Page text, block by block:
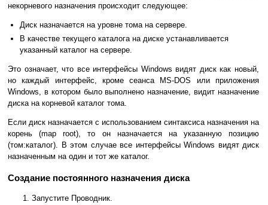
некорневого назначения происходит следующее:
Диск назначается на уровне тома на сервере.
В качестве текущего каталога на диске устанавливается
указанный каталог на сервере.
Это означает, что все интерфейсы Windows видят диск как новый,
но каждый интерфейс, кроме сеанса MS-DOS или приложения
Windows, в котором было выполнено назначение, видит назначение
диска на корневой каталог тома.
Если диск назначается с использованием синтаксиса назначения на
корень (map root), то он назначается на указанную позицию
(том:каталог). В этом случае все интерфейсы Windows видят диск
назначенным на один и тот же каталог.
Создание постоянного назначения диска
Запустите Проводник.